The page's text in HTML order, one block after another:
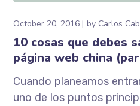
October 20, 2016 by Carlos
10 cosas que debes
página web china
Cuando planeamos
uno de los puntos